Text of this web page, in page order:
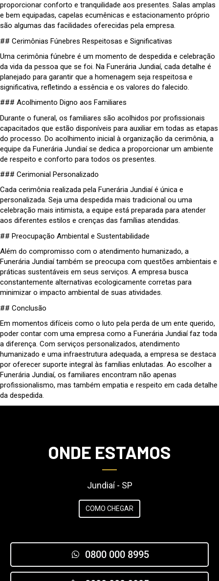
proporcionar conforto e tranquilidade aos presentes. Salas amplas
e bem equipadas, capelas ecumênicas e estacionamento próprio
são algumas das facilidades oferecidas pela empresa.
## Cerimônias Fúnebres Respeitosas e Significativas
Uma cerimônia fúnebre é um momento de despedida e celebração
da vida da pessoa que se foi. Na Funerária Jundiaí, cada detalhe é
planejado para garantir que a homenagem seja respeitosa e
significativa, refletindo a essência e os valores do falecido.
### Acolhimento Digno aos Familiares
Durante o funeral, os familiares são acolhidos por profissionais
capacitados que estão disponíveis para auxiliar em todas as etapas
do processo. Do acolhimento inicial à organização da cerimônia, a
equipe da Funerária Jundiaí se dedica a proporcionar um ambiente
de respeito e conforto para todos os presentes.
### Cerimonial Personalizado
Cada cerimônia realizada pela Funerária Jundiaí é única e
personalizada. Seja uma despedida mais tradicional ou uma
celebração mais intimista, a equipe está preparada para atender
aos diferentes estilos e crenças das famílias atendidas.
## Preocupação Ambiental e Sustentabilidade
Além do compromisso com o atendimento humanizado, a
Funerária Jundiaí também se preocupa com questões ambientais e
práticas sustentáveis em seus serviços. A empresa busca
constantemente alternativas ecologicamente corretas para
minimizar o impacto ambiental de suas atividades.
## Conclusão
Em momentos difíceis como o luto pela perda de um ente querido,
poder contar com uma empresa como a Funerária Jundiaí faz toda
a diferença. Com serviços personalizados, atendimento
humanizado e uma infraestrutura adequada, a empresa se destaca
por oferecer suporte integral às famílias enlutadas. Ao escolher a
Funerária Jundiaí, os familiares encontram não apenas
profissionalismo, mas também empatia e respeito em cada detalhe
da despedida.
ONDE ESTAMOS
Jundiaí - SP
COMO CHEGAR
0800 000 8995